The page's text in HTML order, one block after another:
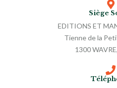
Siège
EDITIONS ET
Tienne de la
1300